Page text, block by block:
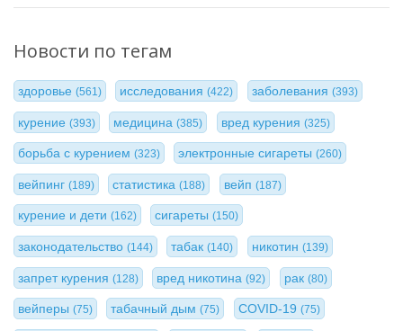
Новости по тегам
здоровье (561) исследования(422) заболевания (393)
курение (393) медицина(385) вред курения (325)
борьба с курением (323) электронные сигареты(260)
вейпинг (189) статистика(188) вейп (187)
курение и дети (162) сигареты(150)
законодательство (144) табак(140) никотин (139)
запрет курения (128) вред никотина(92) рак (80)
вейперы (75) табачный дым(75) COVID-19 (75)